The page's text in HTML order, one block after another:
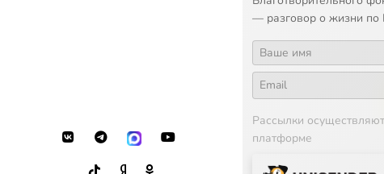
— разговор о жизни по
Рассылки
платформе